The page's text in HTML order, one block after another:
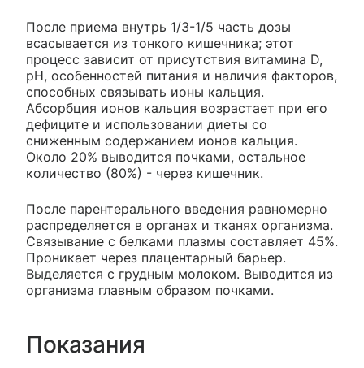
После приема внутрь 1/3-1/5 часть дозы
всасывается из тонкого кишечника; этот
процесс зависит от присутствия витамина D,
pH, особенностей питания и наличия факторов,
способных связывать ионы кальция.
Абсорбция ионов кальция возрастает при его
дефиците и использовании диеты со
сниженным содержанием ионов кальция.
Около 20% выводится почками, остальное
количество (80%) - через кишечник.
После парентерального введения равномерно
распределяется в органах и тканях организма.
Связывание с белками плазмы составляет 45%.
Проникает через плацентарный барьер.
Выделяется с грудным молоком. Выводится из
организма главным образом почками.
Показания